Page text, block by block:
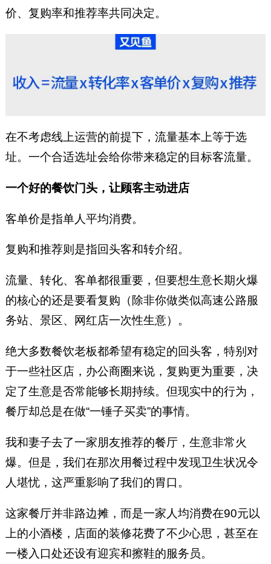
价、复购率和推荐率共同决定。
在不考虑线上运营的前提下，流量基本上等于选
址。一个合适选址会给你带来稳定的目标客流量。
一个好的餐饮门头，让顾客主动进店
客单价是指单人平均消费。
复购和推荐则是指回头客和转介绍。
流量、转化、客单都很重要，但要想生意长期火爆
的核心的还是要看复购（除非你做类似高速公路服
务站、景区、网红店一次性生意）。
绝大多数餐饮老板都希望有稳定的回头客，特别对
于一些社区店，办公商圈来说，复购更为重要，决
定了生意是否常能够长期持续。但现实中的行为，
餐厅却总是在做“一锤子买卖”的事情。
我和妻子去了一家朋友推荐的餐厅，生意非常火
爆。但是，我们在那次用餐过程中发现卫生状况令
人堪忧，这严重影响了我们的胃口。
这家餐厅并非路边摊，而是一家人均消费在90元以
上的小酒楼，店面的装修花费了不少心思，甚至在
一楼入口处还设有迎宾和擦鞋的服务员。